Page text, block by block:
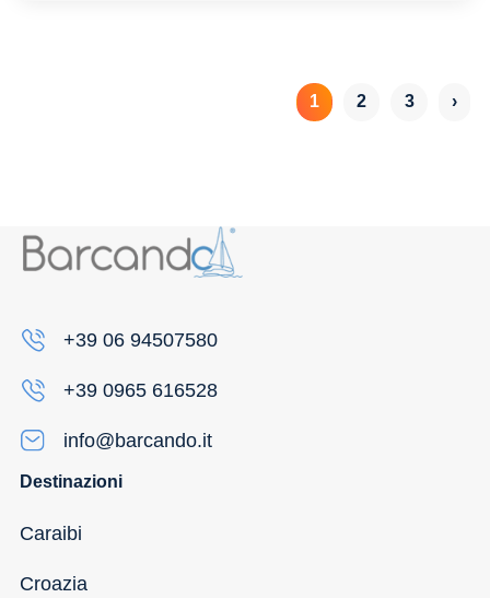
1 2 3 ›
+39 06 94507580
+39 0965 616528
info@barcando.it
Destinazioni
Caraibi
Croazia